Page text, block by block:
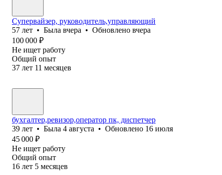
Супервайзер, руководитель,управляющий
57 лет • Была вчера • Обновлено вчера
100 000 ₽
Не ищет работу
Общий опыт
37 лет 11 месяцев
бухгалтер,ревизор,оператор пк, диспетчер
39 лет • Была 4 августа • Обновлено 16 июля
45 000 ₽
Не ищет работу
Общий опыт
16 лет 5 месяцев